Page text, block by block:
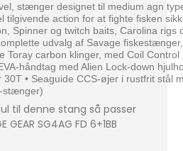
stænger designet til medium agn
tilgivende action for at fighte fisken
Spinner og twitch baits, Carolina rigs
udvalg af Savage
Toray carbon klinger, med Coil
håndtag med Alien Lock-down
30T • Seaguide CCS-øjer i rustfrit stål
stænger)
til denne stang så passer
SG4AG FD 6+1BB